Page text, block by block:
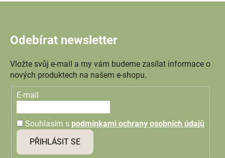
Odebírat newsletter
Vložte svůj e-mail a my vám budeme zasílat informace o
nových produktech na našem e-shopu.
E-mail
Souhlasím s podmínkami ochrany osobních údajů
PŘIHLÁSIT SE